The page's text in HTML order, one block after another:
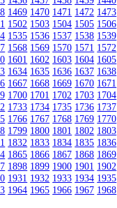
1469 1470 1471 1472 1473
1502 1503 1504 1505 1506
1535 1536 1537 1538 1539
1568 1569 1570 1571 1572
1601 1602 1603 1604 1605
1634 1635 1636 1637 1638
1667 1668 1669 1670 1671
1700 1701 1702 1703 1704
1733 1734 1735 1736 1737
1766 1767 1768 1769 1770
1799 1800 1801 1802 1803
1832 1833 1834 1835 1836
1865 1866 1867 1868 1869
1898 1899 1900 1901 1902
1931 1932 1933 1934 1935
1964 1965 1966 1967 1968